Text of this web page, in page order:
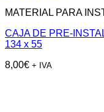
MATERIAL PARA
CAJA DE PRE-
134 x 55
8,00€ + IVA